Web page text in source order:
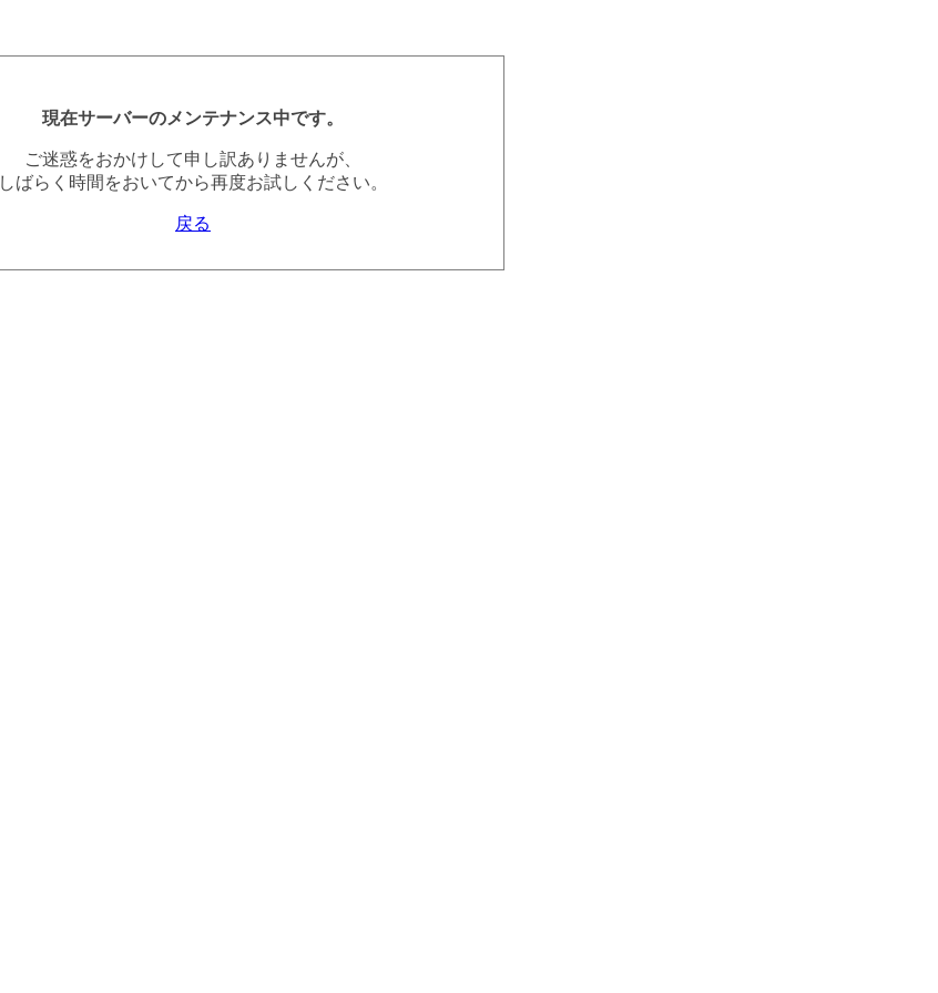
現在サーバーのメンテナンス中です。
ご迷惑をおかけして申し訳ありませんが、
しばらく時間をおいてから再度お試しください。
戻る